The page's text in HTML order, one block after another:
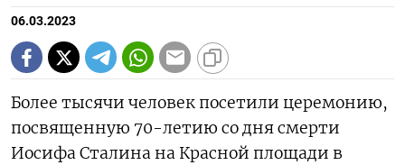
06.03.2023
Более тысячи человек посетили церемонию,
посвященную 70-летию со дня смерти
Иосифа Сталина на Красной площади в